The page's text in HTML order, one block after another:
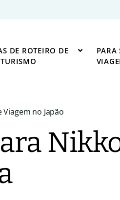
DE ROTEIRO DE
PARA
Viagem no Japão